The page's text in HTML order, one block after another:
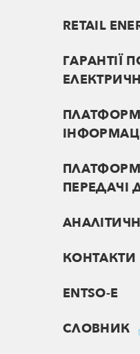
RETAIL
ГАРАНТІЇ
ПЕРЕДАЧІ
КОНТАКТИ
ENTSO-E
СЛОВНИК